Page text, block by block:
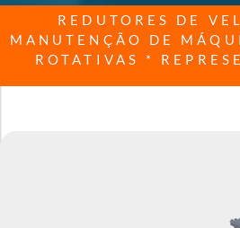
REDUTORES DE
MANUTENÇÃO DE
ROTATIVAS *